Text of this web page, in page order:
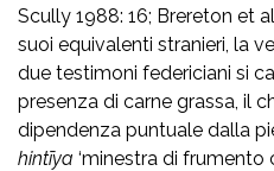
Scully 1988: 16; Brereton et
suoi equivalenti stranieri, la
due testimoni federiciani si
presenza di carne grassa, il
dipendenza puntuale dalla
hintīya ‘minestra di